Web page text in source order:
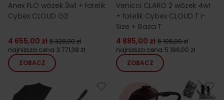
Anex FLO wózek 3w1 + fotelik
Cybex CLOUD G3
4 655,00 zł 5 328,00 zł
najniższa cena 3 771,38 zł
ZOBACZ
Venicci CLARO 2 wózek 4w1
+ fotelik Cybex CLOUD T i-
Size + Baza T
4 885,00 zł 5 196,00 zł
najniższa cena 5 196,00 zł
ZOBACZ